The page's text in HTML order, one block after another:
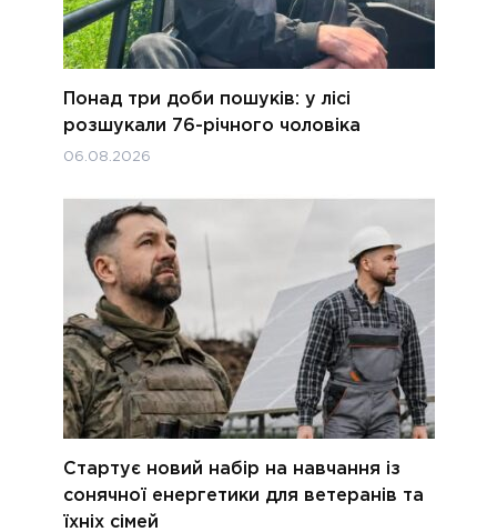
Понад три доби пошуків: у лісі
розшукали 76-річного чоловіка
06.08.2026
Стартує новий набір на навчання із
сонячної енергетики для ветеранів та
їхніх сімей